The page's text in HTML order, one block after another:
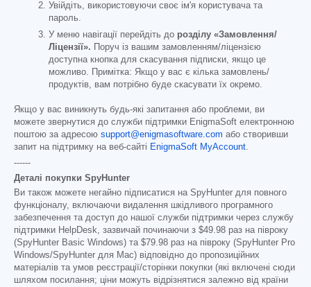
Увійдіть, використовуючи своє ім'я користувача та
пароль.
У меню навігації перейдіть до розділу «Замовлення/
Ліцензії». Поруч із вашим замовленням/ліцензією
доступна кнопка для скасування підписки, якщо це
можливо. Примітка: Якщо у вас є кілька замовлень/
продуктів, вам потрібно буде скасувати їх окремо.
Якщо у вас виникнуть будь-які запитання або проблеми, ви
можете звернутися до служби підтримки EnigmaSoft електронною
поштою за адресою support@enigmasoftware.com або створивши
запит на підтримку на веб-сайті EnigmaSoft MyAccount.
------
Деталі покупки SpyHunter
Ви також можете негайно підписатися на SpyHunter для повного
функціоналу, включаючи видалення шкідливого програмного
забезпечення та доступ до нашої служби підтримки через службу
підтримки HelpDesk, зазвичай починаючи з $49.98 раз на півроку
(SpyHunter Basic Windows) та $79.98 раз на півроку (SpyHunter Pro
Windows/SpyHunter для Mac) відповідно до пропозиційних
матеріалів та умов реєстрації/сторінки покупки (які включені сюди
шляхом посилання; ціни можуть відрізнятися залежно від країни